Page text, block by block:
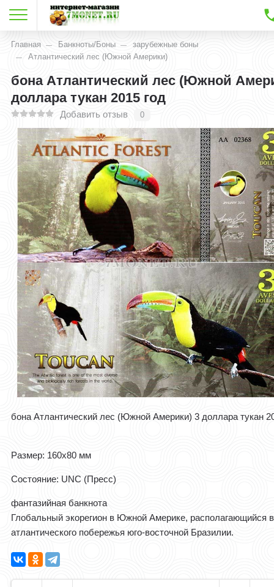
Главная Банкноты/Боны
зарубежные боны
Атлантический лес (Южной Америки)
бона Атлантический лес (Южной
доллара тукан 2015 год
Добавить отзыв 0
бона Атлантический лес (Южной Америки) 3 доллара тукан
Размер: 160x80 мм
Состояние: UNC (Пресс)
фантазийная банкнота
Глобальный экорегион в Южной Америке, располагающийся
атлантического побережья юго-восточной Бразилии.